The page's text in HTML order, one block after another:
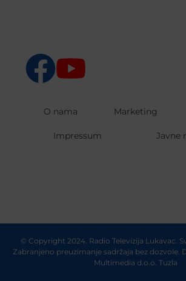
O nama Marketing
Impressum Javne
© Copyright 2024. Radio Televizija Lukavac.
Zabranjeno preuzimanje sadržaja bez dozvole.
Multimedia d.o.o. Tuzla